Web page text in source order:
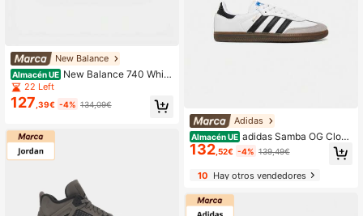
New Balance
Almacén UE New Balance 740 Whit
e/Pink22 Left
127 ,39€ -4% 134,09€
Adidas
Almacén UE adidas Samba OG Cloud
White Core Black
132 ,52€ -4% 139,49€
10 Hay otros vendedores